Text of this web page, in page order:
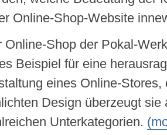
Online-Shop-Website
Online-Shop der Pokal-
Beispiel für eine
eines Online-Stores,
Design überzeugt sie
Unterkategorien.